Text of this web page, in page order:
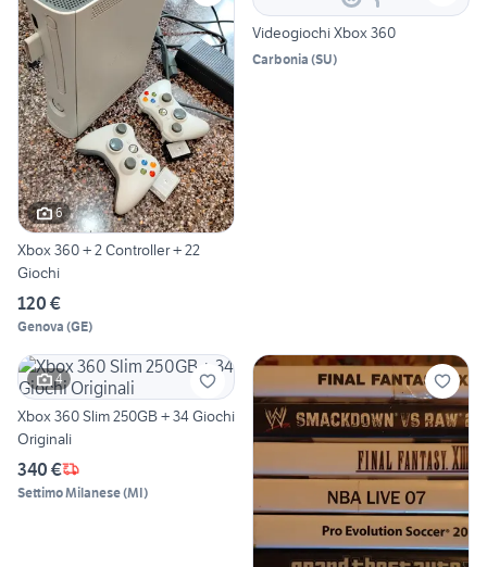
6
Xbox 360 + 2 Controller + 22
Giochi
120 €
Genova (GE)
Videogiochi Xbox 360
Carbonia (SU)
4
Xbox 360 Slim 250GB + 34 Giochi
Originali
340 €
Settimo Milanese(MI)